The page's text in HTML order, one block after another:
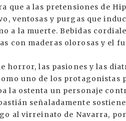
que a las pretensiones de
ventosas y purgas que
a la muerte. Bebidas
con maderas olorosas y el
horror, las pasiones y las
uno de los protagonistas
la ostenta un personaje
señaladamente
al virreinato de Navarra,